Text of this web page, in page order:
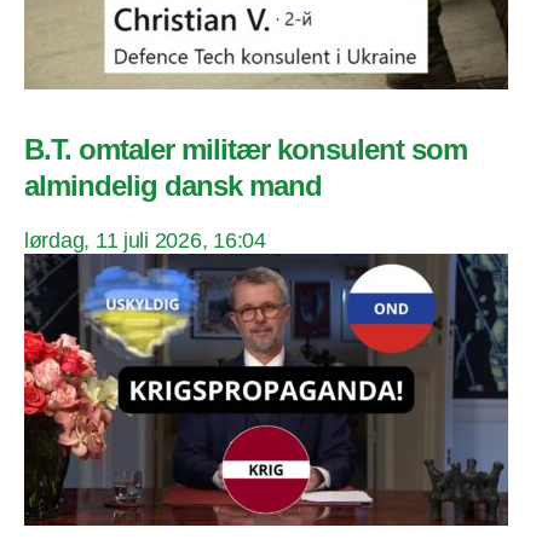
B.T. omtaler militær konsulent som
almindelig dansk mand
lørdag, 11 juli 2026, 16:04